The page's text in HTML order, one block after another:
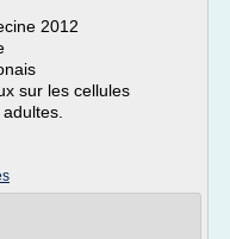
2012
sur les cellules